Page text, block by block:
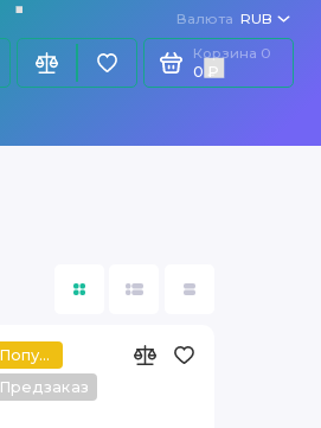
Валюта RUB
Корзина 0
0 ₽
Популярный
Предзаказ